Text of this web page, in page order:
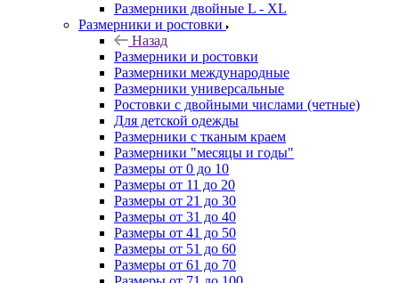
Размерники двойные L - XL
Размерники и ростовки
Назад
Размерники и ростовки
Размерники международные
Размерники универсальные
Ростовки с двойными числами (четные)
Для детской одежды
Размерники с тканым краем
Размерники "месяцы и годы"
Размеры от 0 до 10
Размеры от 11 до 20
Размеры от 21 до 30
Размеры от 31 до 40
Размеры от 41 до 50
Размеры от 51 до 60
Размеры от 61 до 70